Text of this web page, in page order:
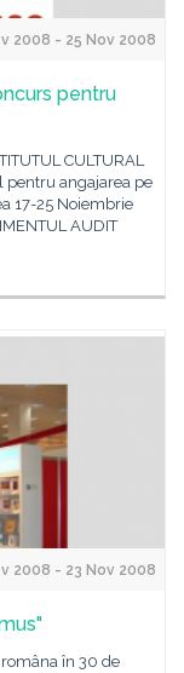
2008 - 25 Nov 2008
pentru
CULTURAL
pentru angajarea pe
17-25 Noiembrie
AUDIT
2008 - 23 Nov 2008
în 30 de